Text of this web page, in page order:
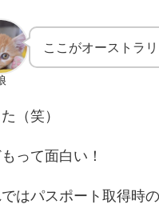
ここがオーストラリ
（笑）
って面白い！
はパスポート取得時